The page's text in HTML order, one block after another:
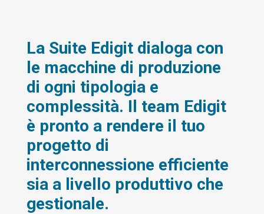
La Suite Edigit dialoga con
le macchine di produzione
di ogni tipologia e
complessità. Il team Edigit
è pronto a rendere il tuo
progetto di
interconnessione efficiente
sia a livello produttivo che
gestionale.